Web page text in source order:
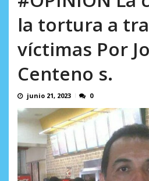
la tortura a
víctimas Por
Centeno s.
junio 21, 2023 0